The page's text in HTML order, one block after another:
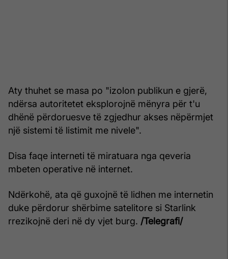
Aty thuhet se masa po "izolon publikun e gjerë,
ndërsa autoritetet eksplorojnë mënyra për t'u
dhënë përdoruesve të zgjedhur akses nëpërmjet
një sistemi të listimit me nivele".
Disa faqe interneti të miratuara nga qeveria
mbeten operative në internet.
Ndërkohë, ata që guxojnë të lidhen me internetin
duke përdorur shërbime satelitore si Starlink
rrezikojnë deri në dy vjet burg. /Telegrafi/